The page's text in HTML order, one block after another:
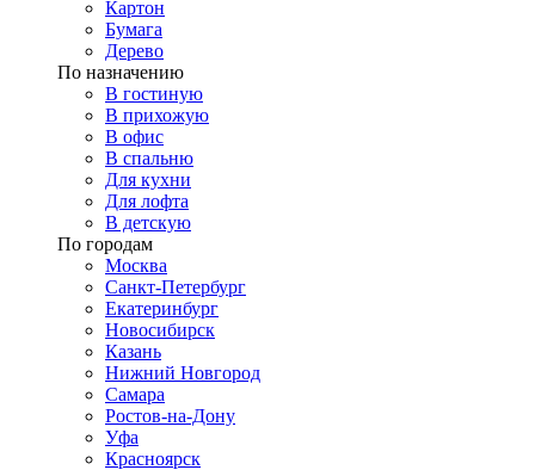
Картон
Бумага
Дерево
По назначению
В гостиную
В прихожую
В офис
В спальню
Для кухни
Для лофта
В детскую
По городам
Москва
Санкт-Петербург
Екатеринбург
Новосибирск
Казань
Нижний Новгород
Самара
Ростов-на-Дону
Уфа
Красноярск